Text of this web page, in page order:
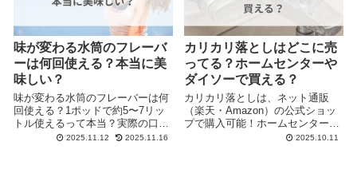
味が変わる水筒のフレーバ
ーは何回使える？本当に美
味しい？
味が変わる水筒のフレーバーは何
回使える？1ポッドで約5〜7リッ
トル使えるって本当？実際の口コ
ミや美味しさ、長持ちさせるコツ
2025.11.12 2025.11.16
カリカリ落としはどこに売
ってる？ホームセンターや
ダイソーで買える？
カリカリ落としは、ネット通販
（楽天・Amazon）の公式ショッ
プで購入可能！ホームセンターや
ダイソーなどの100均では取り扱
2025.10.11